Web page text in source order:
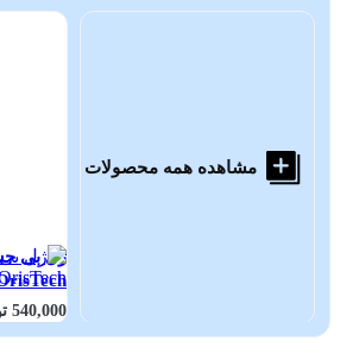
مشاهده همه محصولات
ژل بی
540,000 تومان